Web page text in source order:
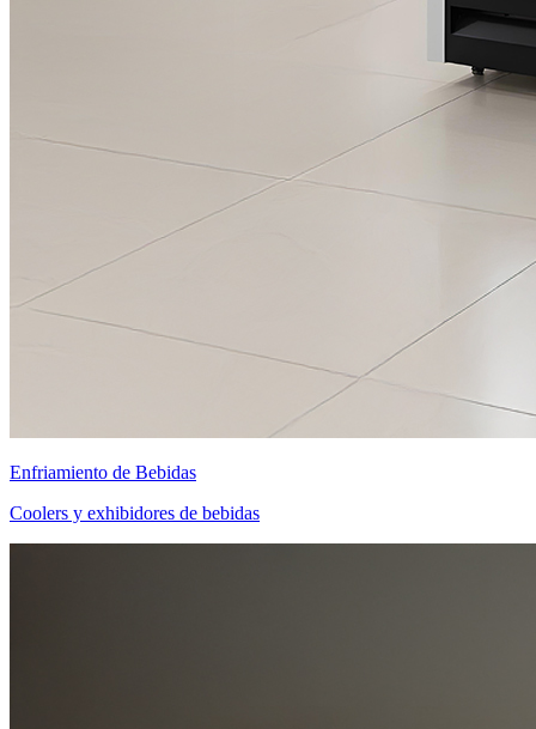
Enfriamiento de Bebidas
Coolers y exhibidores de bebidas